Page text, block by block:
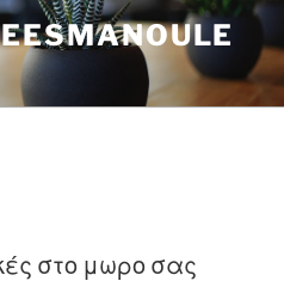
στο μωρο σας